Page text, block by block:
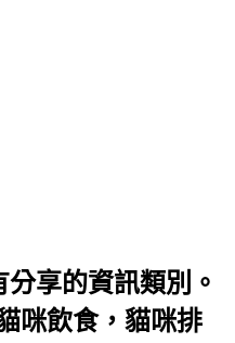
享的資訊類別。
咪飲食，貓咪排